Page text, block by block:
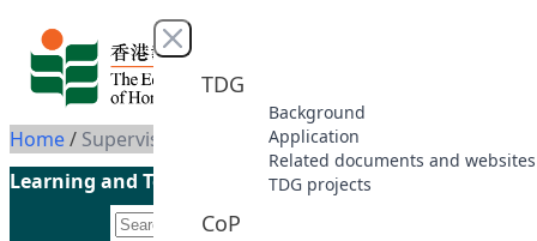
Skip to content
Close menu
TDG
Background
Application
Related documents and websites
TDG projects
CoP
Home/ Supervisor: LEE-WONG, Ping
Learning and Teaching Initiatives funded by the UGC